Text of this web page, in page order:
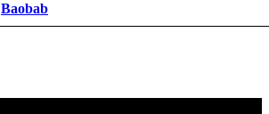
Baobab